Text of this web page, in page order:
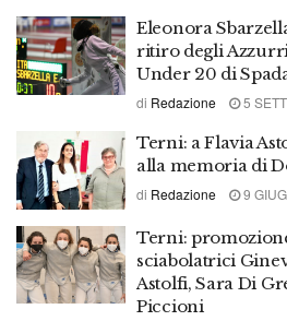
Eleonora
ritiro degli
Under 20 di
di Redazione 5
Terni: a Flavia
alla memoria di
di Redazione 9
Terni:
sciabolatrici
Astolfi, Sara Di
Piccioni